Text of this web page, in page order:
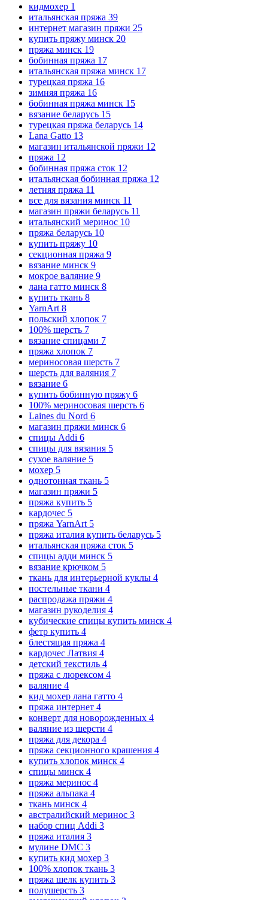
кидмохер 1
итальянская пряжа 39
интернет магазин пряжи 25
купить пряжу минск 20
пряжа минск 19
бобинная пряжа 17
итальянская пряжа минск 17
турецкая пряжа 16
зимняя пряжа 16
бобинная пряжа минск 15
вязание беларусь 15
турецкая пряжа беларусь 14
Lana Gatto 13
магазин итальянской пряжи 12
пряжа 12
бобинная пряжа сток 12
итальянская бобинная пряжа 12
летняя пряжа 11
все для вязания минск 11
магазин пряжи беларусь 11
итальянский меринос 10
пряжа беларусь 10
купить пряжу 10
секционная пряжа 9
вязание минск 9
мокрое валяние 9
лана гатто минск 8
купить ткань 8
YarnArt 8
польский хлопок 7
100% шерсть 7
вязание спицами 7
пряжа хлопок 7
мериносовая шерсть 7
шерсть для валяния 7
вязание 6
купить бобинную пряжу 6
100% мериносовая шерсть 6
Laines du Nord 6
магазин пряжи минск 6
спицы Addi 6
спицы для вязания 5
сухое валяние 5
мохер 5
однотонная ткань 5
магазин пряжи 5
пряжа купить 5
кардочес 5
пряжа YarnArt 5
пряжа италия купить беларусь 5
итальянская пряжа сток 5
спицы адди минск 5
вязание крючком 5
ткань для интерьерной куклы 4
постельные ткани 4
распродажа пряжи 4
магазин рукоделия 4
кубические спицы купить минск 4
фетр купить 4
блестящая пряжа 4
кардочес Латвия 4
детский текстиль 4
пряжа с люрексом 4
валяние 4
кид мохер лана гатто 4
пряжа интернет 4
конверт для новорожденных 4
валяние из шерсти 4
пряжа для декора 4
пряжа секционного крашения 4
купить хлопок минск 4
спицы минск 4
пряжа меринос 4
пряжа альпака 4
ткань минск 4
австралийский меринос 3
набор спиц Addi 3
пряжа италия 3
мулине DMC 3
купить кид мохер 3
100% хлопок ткань 3
пряжа шелк купить 3
полушерсть 3